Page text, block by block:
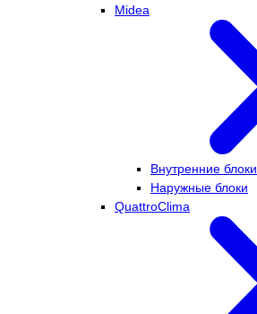
Midea
Внутренние блоки
Наружные блоки
QuattroClima